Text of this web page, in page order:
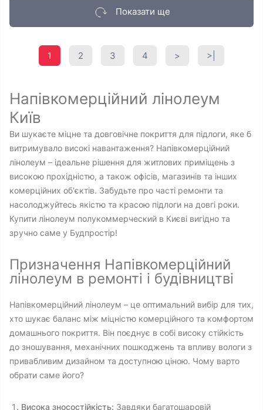
Показати ще
1 2 3 4 > >|
Напівкомерційний лінолеум
Київ
Ви шукаєте міцне та довговічне покриття для підлоги, яке б
витримувало високі навантаження? Напівкомерційний
лінолеум – ідеальне рішення для житлових приміщень з
високою прохідністю, а також офісів, магазинів та інших
комерційних об'єктів. Забудьте про часті ремонти та
насолоджуйтесь якістю та красою підлоги на довгі роки.
Купити лінолеум полукоммерческий в Києві вигідно та
зручно саме у Будпростір!
Призначення Напівкомерційний
лінолеум в ремонті і будівництві
Напівкомерційний лінолеум – це оптимальний вибір для тих,
хто шукає баланс між міцністю комерційного та комфортом
домашнього покриття. Він поєднує в собі високу стійкість
до зношування, механічних пошкоджень та впливу вологи з
привабливим дизайном та доступною ціною. Чому варто
обрати саме його?
Висока зносостійкість: Завдяки багатошаровій